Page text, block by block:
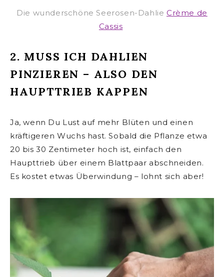
Die wunderschöne Seerosen-Dahlie Crème de
Cassis
2. MUSS ICH DAHLIEN
PINZIEREN – ALSO DEN
HAUPTTRIEB KAPPEN
Ja, wenn Du Lust auf mehr Blüten und einen
kräftigeren Wuchs hast. Sobald die Pflanze etwa
20 bis 30 Zentimeter hoch ist, einfach den
Haupttrieb über einem Blattpaar abschneiden.
Es kostet etwas Überwindung – lohnt sich aber!